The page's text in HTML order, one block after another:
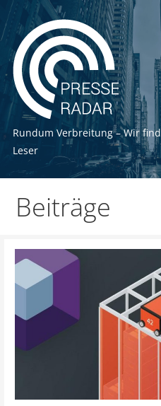
Zum
Inhalt
springen
Rundum Verbreitung – Wir
Leser
Beiträge